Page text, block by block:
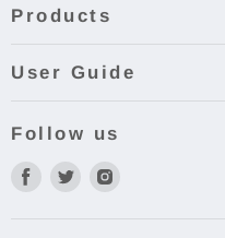
Products
User Guide
Follow us
Facebook
Twitter